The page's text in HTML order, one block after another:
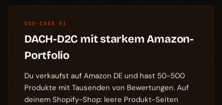
USE-CASE 01
DACH-D2C mit starkem Amazon-
Portfolio
Du verkaufst auf Amazon DE und hast 50-500
Produkte mit Tausenden von Bewertungen. Auf
deinem Shopify-Shop: leere Produkt-Seiten